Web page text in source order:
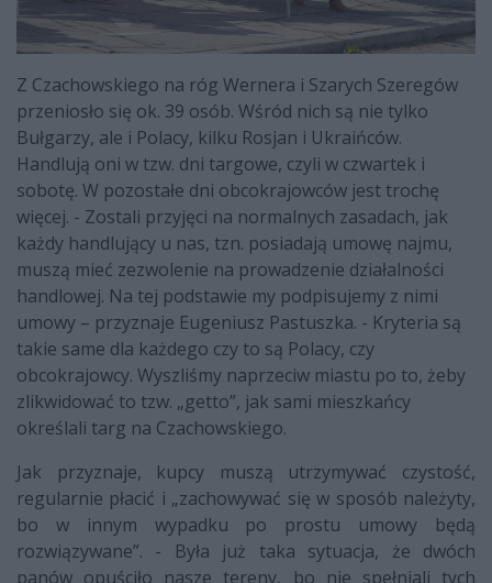
Z Czachowskiego na róg Wernera i Szarych Szeregów
przeniosło się ok. 39 osób. Wśród nich są nie tylko
Bułgarzy, ale i Polacy, kilku Rosjan i Ukraińców.
Handlują oni w tzw. dni targowe, czyli w czwartek i
sobotę. W pozostałe dni obcokrajowców jest trochę
więcej. - Zostali przyjęci na normalnych zasadach, jak
każdy handlujący u nas, tzn. posiadają umowę najmu,
muszą mieć zezwolenie na prowadzenie działalności
handlowej. Na tej podstawie my podpisujemy z nimi
umowy – przyznaje Eugeniusz Pastuszka. - Kryteria są
takie same dla każdego czy to są Polacy, czy
obcokrajowcy. Wyszliśmy naprzeciw miastu po to, żeby
zlikwidować to tzw. „getto”, jak sami mieszkańcy
określali targ na Czachowskiego.
Jak przyznaje, kupcy muszą utrzymywać czystość,
regularnie płacić i „zachowywać się w sposób należyty,
bo w innym wypadku po prostu umowy będą
rozwiązywane”. - Była już taka sytuacja, że dwóch
panów opuściło nasze tereny, bo nie spełniali tych